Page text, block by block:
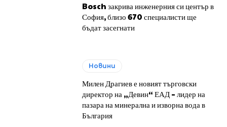
Bosch закрива инженерния си център в
София, близо 670 специалисти ще
бъдат засегнати
Новини
Милен Драгиев е новият търговски
директор на „Девин“ ЕАД – лидер на
пазара на минерална и изворна вода в
България